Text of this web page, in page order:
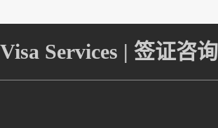
Visa Services | 签证咨